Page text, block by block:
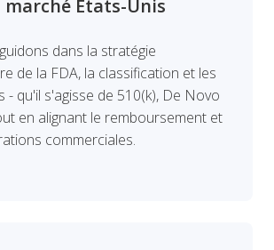
marché États-Unis
dans la stratégie
de la FDA, la classification et les
- qu'il s'agisse de 510(k), De Novo
en alignant le remboursement et
commerciales.